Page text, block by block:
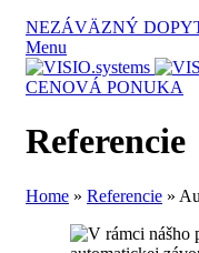
NEZÁVÄZNÝ
Menu
CENOVÁ PONUKA
Referencie
Home » Referencie »